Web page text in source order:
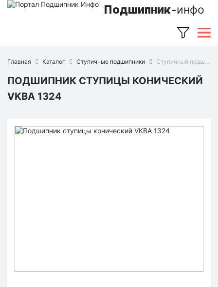
Подшипник-инфо
Главная Каталог Ступичные подшипники Ступичный подшипник VKBA 1324 (SKF)
ПОДШИПНИК СТУПИЦЫ КОНИЧЕСКИЙ
VKBA 1324